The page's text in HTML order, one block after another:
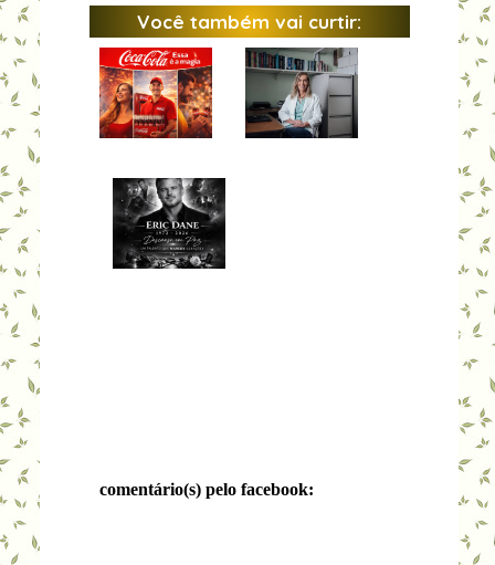
Você também vai curtir:
comentário(s) pelo facebook: